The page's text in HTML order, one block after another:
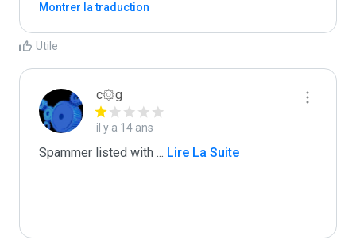
Montrer la traduction
Utile
c۞g
il y a 14 ans
Spammer listed with ... Lire La Suite